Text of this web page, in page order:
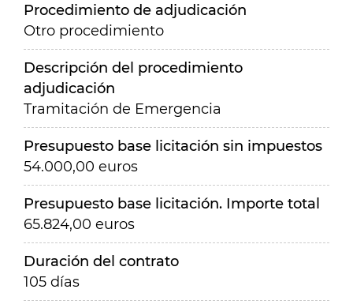
Procedimiento de adjudicación
Otro procedimiento
Descripción del procedimiento
adjudicación
Tramitación de Emergencia
Presupuesto base licitación sin impuestos
54.000,00 euros
Presupuesto base licitación. Importe total
65.824,00 euros
Duración del contrato
105 días